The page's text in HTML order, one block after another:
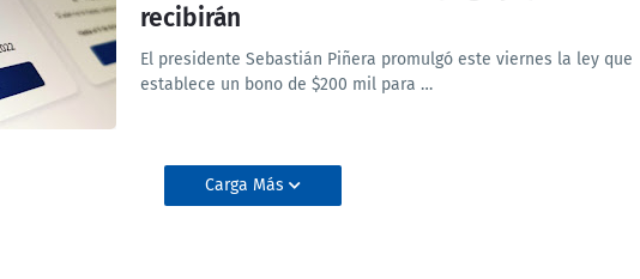
recibirán
El presidente Sebastián Piñera promulgó este viernes la ley que
establece un bono de $200 mil para …
Carga Más